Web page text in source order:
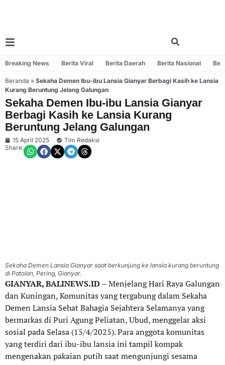
Breaking News Berita Viral Berita Daerah Berita Nasional
Beranda » Sekaha Demen Ibu-ibu Lansia Gianyar Berbagi Kasih ke Lansia
Kurang Beruntung Jelang Galungan
Sekaha Demen Ibu-ibu Lansia Gianyar
Berbagi Kasih ke Lansia Kurang
Beruntung Jelang Galungan
15 April 2025
Tim Redaksi
Share:
Sekaha Demen Lansia Gianyar saat berkunjung ke lansia kurang beruntung
di Patolan, Pering, Gianyar.
GIANYAR, BALINEWS.ID – Menjelang Hari Raya Galungan
dan Kuningan, Komunitas yang tergabung dalam Sekaha
Demen Lansia Sehat Bahagia Sejahtera Selamanya yang
bermarkas di Puri Agung Peliatan, Ubud, menggelar aksi
sosial pada Selasa (15/4/2025). Para anggota komunitas
yang terdiri dari ibu-ibu lansia ini tampil kompak
mengenakan pakaian putih saat mengunjungi sesama